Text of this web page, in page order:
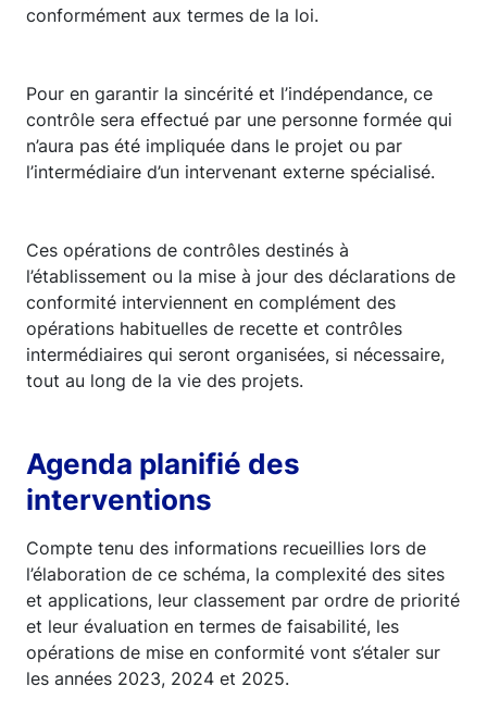
conformément aux termes de la loi.
Pour en garantir la sincérité et l’indépendance, ce
contrôle sera effectué par une personne formée qui
n’aura pas été impliquée dans le projet ou par
l’intermédiaire d’un intervenant externe spécialisé.
Ces opérations de contrôles destinés à
l’établissement ou la mise à jour des déclarations de
conformité interviennent en complément des
opérations habituelles de recette et contrôles
intermédiaires qui seront organisées, si nécessaire,
tout au long de la vie des projets.
Agenda planifié des
interventions
Compte tenu des informations recueillies lors de
l’élaboration de ce schéma, la complexité des sites
et applications, leur classement par ordre de priorité
et leur évaluation en termes de faisabilité, les
opérations de mise en conformité vont s’étaler sur
les années 2023, 2024 et 2025.